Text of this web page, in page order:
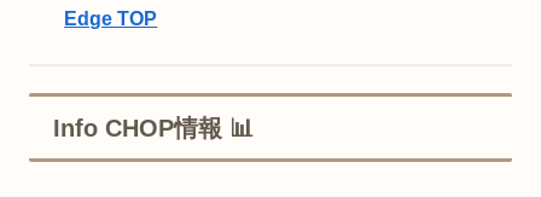
Edge TOP
Info CHOP情報 📊